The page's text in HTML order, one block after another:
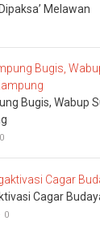
Melawan
Bugis, Wabup
0
Cagar
0